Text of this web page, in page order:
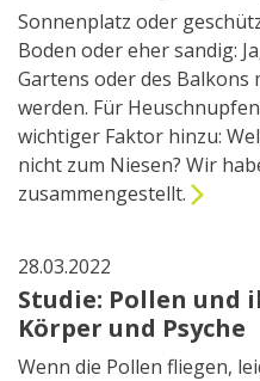
Sonnenplatz oder
Boden oder eher sandig:
Gartens oder des Balkons
werden. Für
wichtiger Faktor hinzu:
nicht zum Niesen? Wir
zusammengestellt.
28.03.2022
Studie: Pollen und
Körper und Psyche
Wenn die Pollen fliegen,